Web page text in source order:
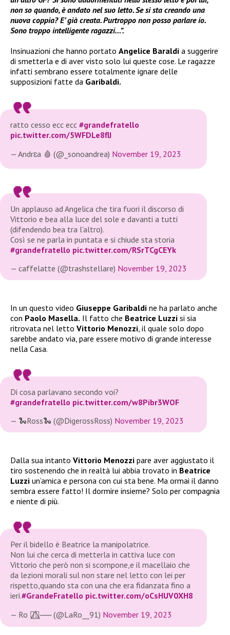
non so quando, è andato nel suo letto. Se si sta creando una
nuova coppia? E’ già creata. Purtroppo non posso parlare io.
Sono troppo intelligente ragazzi…”.
Insinuazioni che hanno portato Angelice Baraldi a suggerire
di smetterla e di aver visto solo lui queste cose. Le ragazze
infatti sembrano essere totalmente ignare delle
supposizioni fatte da Garibaldi.
ratto cesso ecc ecc #grandefratello
pic.twitter.com/5WFDLe8flI
— Andrɛa 🩸 (@_sonoandrea) November 19, 2023
Un applauso ad Angelica che tira fuori il discorso di
Vittorio e bea alla luce del sole e davanti a tutti
(difendendo bea tra l'altro).
Così se ne parla in puntata e si chiude sta storia
#grandefratello pic.twitter.com/RSrTCgCEYk
— caffelatte (@trashstellare) November 19, 2023
In un questo video Giuseppe Garibaldi ne ha parlato anche
con Paolo Masella. Il fatto che Beatrice Luzzi si sia
ritrovata nel letto Vittorio Menozzi, il quale solo dopo
sarebbe andato via, pare essere motivo di grande interesse
nella Casa.
Di cosa parlavano secondo voi?
#grandefratello pic.twitter.com/w8Pibr3WOF
— 🐍Ross🐍 (@DigerossRoss) November 19, 2023
Dalla sua intanto Vittorio Menozzi pare aver aggiustato il
tiro sostenendo che in realtà lui abbia trovato in Beatrice
Luzzi un’amica e persona con cui sta bene. Ma ormai il danno
sembra essere fatto! Il dormire insieme? Solo per compagnia
e niente di più.
Per il bidello è Beatrice la manipolatrice.
Non lui che cerca di metterla in cattiva luce con
Vittorio che però non si scompone,e il macellaio che
da lezioni morali sul non stare nel letto con lei per
rispetto,quando sta con una che era fidanzata fino a
ieri.#GrandeFratello pic.twitter.com/oCsHUV0XH8
— Ro 🏳️‍🌈⃤── (@LaRo__91) November 19, 2023